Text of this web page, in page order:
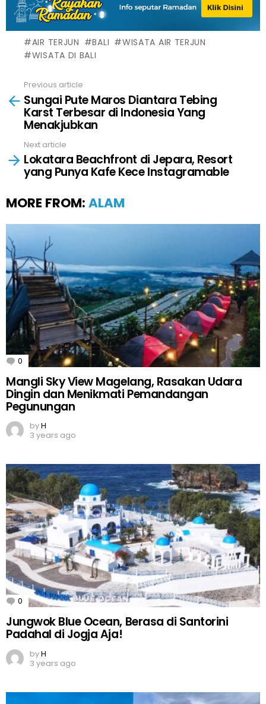
AIR TERJUN BALI
WISATA AIR TERJUN
WISATA DI BALI
more
Previous article
Sungai Pute Maros Diantara Tebing
Karst Terbesar di Indonesia Yang
Menakjubkan
Next article
Lokatara Beachfront di Jepara, Resort
yang Punya Kafe Kece Instagramable
MORE FROM: ALAM
0 Comments
Mangli Sky View Magelang, Rasakan Udara
Dingin dan Menikmati Pemandangan
Pegunungan
byH
3 years ago
0 Comments
Jungwok Blue Ocean, Berasa di Santorini
Padahal di Jogja Aja!
byH
3 years ago